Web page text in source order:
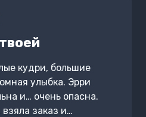
кудри, большие
улыбка. Эрри
и… очень опасна.
заказ и…